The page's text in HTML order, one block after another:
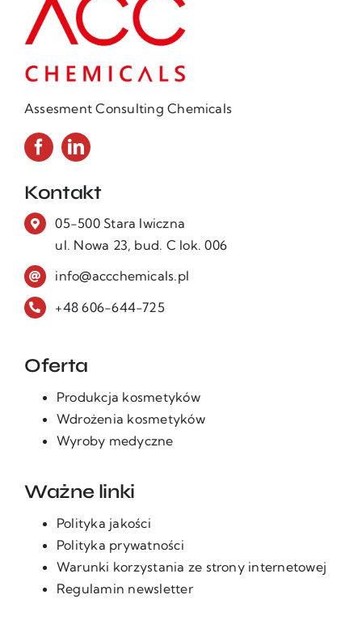
Assesment Consulting Chemicals
Oferta
Produkcja kosmetyków
Wdrożenia kosmetyków
Wyroby medyczne
Ważne linki
Polityka jakości
Polityka prywatności
Warunki korzystania ze strony internetowej
Regulamin newsletter
Kontakt
05-500 Stara Iwiczna
ul. Nowa 23, bud. C lok. 006
info@accchemicals.pl
+48 606-644-725